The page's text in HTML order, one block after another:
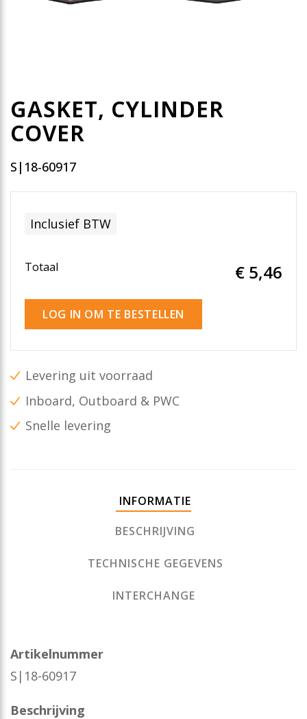
GASKET, CYLINDER
COVER
S|18-60917
Inclusief BTW
Totaal € 5,46
LOG IN OM TE BESTELLEN
Levering uit voorraad
Inboard, Outboard & PWC
Snelle levering
INFORMATIE
BESCHRIJVING
TECHNISCHE GEGEVENS
INTERCHANGE
Artikelnummer
S|18-60917
Beschrijving